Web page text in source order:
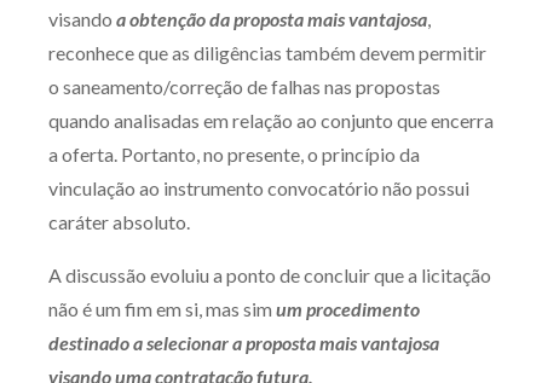
visando a obtenção da proposta mais vantajosa,
reconhece que as diligências também devem permitir
o saneamento/correção de falhas nas propostas
quando analisadas em relação ao conjunto que encerra
a oferta. Portanto, no presente, o princípio da
vinculação ao instrumento convocatório não possui
caráter absoluto.
A discussão evoluiu a ponto de concluir que a licitação
não é um fim em si, mas sim um procedimento
destinado a selecionar a proposta mais vantajosa
visando uma contratação futura.